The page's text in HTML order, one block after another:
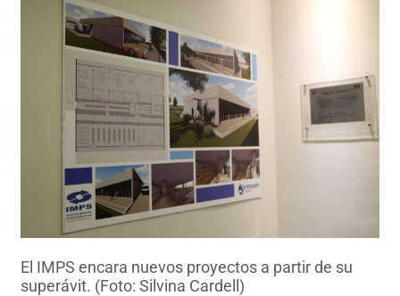
El IMPS encara nuevos proyectos a partir de su
superávit. (Foto: Silvina Cardell)